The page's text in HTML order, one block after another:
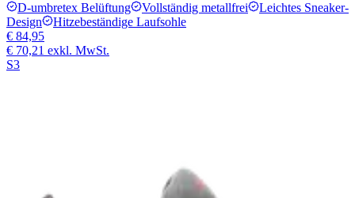
D-umbretex Belüftung Vollständig metallfrei
Leichtes Sneaker-
Design
Hitzebeständige Laufsohle
€ 84,95
€ 70,21 exkl. MwSt.
S3